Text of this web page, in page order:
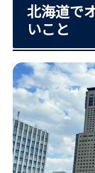
北海道で
いこと